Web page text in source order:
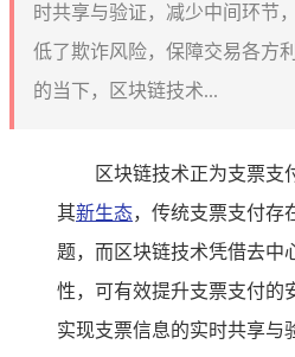
时共享与验证，减少中间环节
低了欺诈风险，保障交易各方
的当下，区块链技术...
区块链技术正为支票支
其新生态，传统支票支付存
题，而区块链技术凭借去中
性，可有效提升支票支付的
实现支票信息的实时共享与